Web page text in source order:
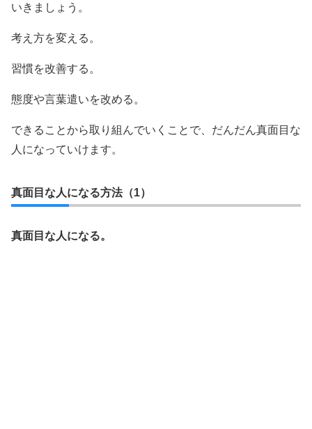
いきましょう。
考え方を変える。
習慣を改善する。
態度や言葉遣いを改める。
できることから取り組んでいくことで、だんだん真面目な
人になっていけます。
真面目な人になる方法（1）
真面目な人になる。